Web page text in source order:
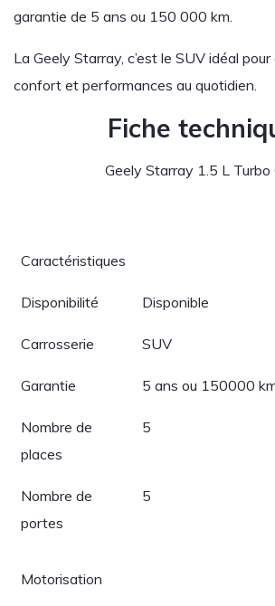
garantie de 5 ans ou 150 000 km.
La Geely Starray, c’est le SUV idéal
confort et performances au quotidien.
Fiche
Geely Starray 1.5 L Turbo
Caractéristiques
Disponibilité Disponible
Carrosserie SUV
Garantie 5 ans ou 150000
Nombre de
places
5
Nombre de
portes
5
Motorisation